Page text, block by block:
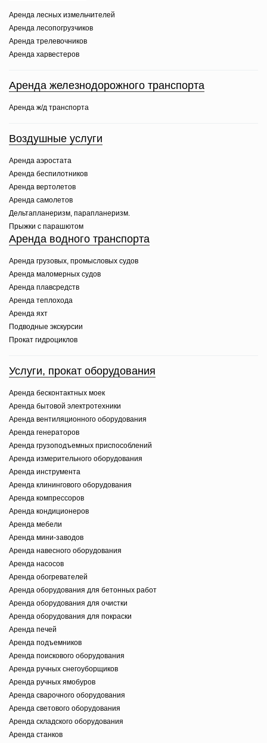
Аренда лесных измельчителей
Аренда лесопогрузчиков
Аренда трелевочников
Аренда харвестеров
Аренда железнодорожного транспорта
Аренда ж/д транспорта
Воздушные услуги
Аренда аэростата
Аренда беспилотников
Аренда вертолетов
Аренда самолетов
Дельтапланеризм, парапланеризм.
Прыжки с парашютом
Аренда водного транспорта
Аренда грузовых, промысловых судов
Аренда маломерных судов
Аренда плавсредств
Аренда теплохода
Аренда яхт
Подводные экскурсии
Прокат гидроциклов
Услуги, прокат оборудования
Аренда бесконтактных моек
Аренда бытовой электротехники
Аренда вентиляционного оборудования
Аренда генераторов
Аренда грузоподъемных приспособлений
Аренда измерительного оборудования
Аренда инструмента
Аренда клинингового оборудования
Аренда компрессоров
Аренда кондиционеров
Аренда мебели
Аренда мини-заводов
Аренда навесного оборудования
Аренда насосов
Аренда обогревателей
Аренда оборудования для бетонных работ
Аренда оборудования для очистки
Аренда оборудования для покраски
Аренда печей
Аренда подъемников
Аренда поискового оборудования
Аренда ручных снегоуборщиков
Аренда ручных ямобуров
Аренда сварочного оборудования
Аренда светового оборудования
Аренда складского оборудования
Аренда станков